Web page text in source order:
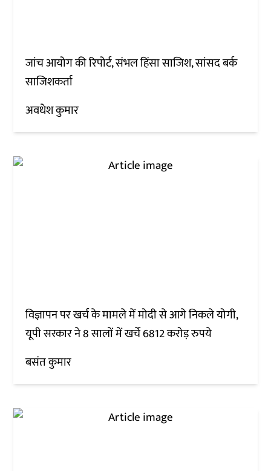
जांच आयोग की रिपोर्ट, संभल हिंसा साजिश, सांसद बर्क
साजिशकर्ता
अवधेश कुमार
विज्ञापन पर खर्च के मामले में मोदी से आगे निकले योगी,
यूपी सरकार ने 8 सालों में खर्चे 6812 करोड़ रुपये
बसंत कुमार